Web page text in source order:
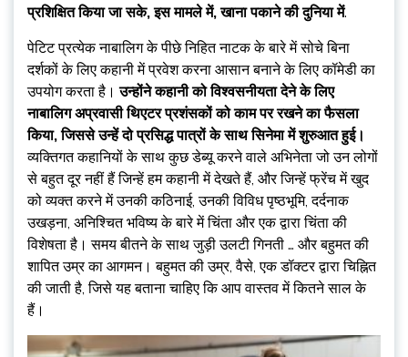
प्रशिक्षित किया जा सके, इस मामले में, खाना पकाने की दुनिया में.
पेटिट प्रत्येक नाबालिग के पीछे निहित नाटक के बारे में सोचे बिना
दर्शकों के लिए कहानी में प्रवेश करना आसान बनाने के लिए कॉमेडी का
उपयोग करता है।उन्होंने कहानी को विश्वसनीयता देने के लिए
नाबालिग अप्रवासी थिएटर प्रशंसकों को काम पर रखने का फैसला
किया, जिससे उन्हें दो प्रसिद्ध पात्रों के साथ सिनेमा में शुरुआत हुई।
व्यक्तिगत कहानियों के साथ कुछ डेब्यू करने वाले अभिनेता जो उन लोगों
से बहुत दूर नहीं हैं जिन्हें हम कहानी में देखते हैं, और जिन्हें फ्रेंच में खुद
को व्यक्त करने में उनकी कठिनाई, उनकी विविध पृष्ठभूमि, दर्दनाक
उखड़ना, अनिश्चित भविष्य के बारे में चिंता और एक द्वारा चिंता की
विशेषता है। समय बीतने के साथ जुड़ी उलटी गिनती … और बहुमत की
शापित उम्र का आगमन। बहुमत की उम्र, वैसे, एक डॉक्टर द्वारा चिह्नित
की जाती है, जिसे यह बताना चाहिए कि आप वास्तव में कितने साल के
हैं।